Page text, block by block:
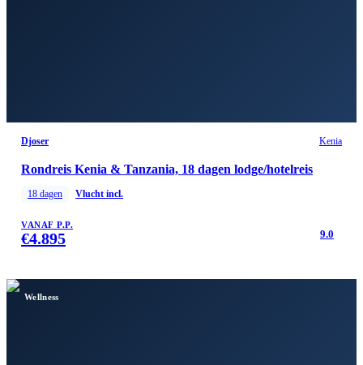
Djoser Kenia
Rondreis Kenia & Tanzania, 18 dagen lodge/hotelreis
18 dagen Vlucht incl.
VANAF P.P.
€4.895 9.0
Wellness